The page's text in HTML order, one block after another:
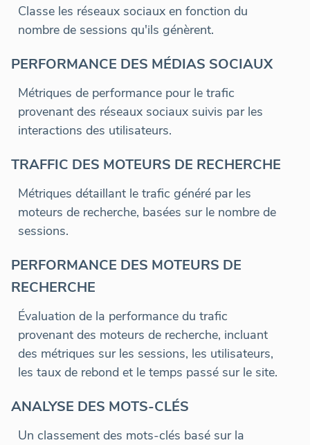
Classe les réseaux sociaux en fonction du
nombre de sessions qu'ils génèrent.
PERFORMANCE DES MÉDIAS SOCIAUX
Métriques de performance pour le trafic
provenant des réseaux sociaux suivis par les
interactions des utilisateurs.
TRAFFIC DES MOTEURS DE RECHERCHE
Métriques détaillant le trafic généré par les
moteurs de recherche, basées sur le nombre de
sessions.
PERFORMANCE DES MOTEURS DE
RECHERCHE
Évaluation de la performance du trafic
provenant des moteurs de recherche, incluant
des métriques sur les sessions, les utilisateurs,
les taux de rebond et le temps passé sur le site.
ANALYSE DES MOTS-CLÉS
Un classement des mots-clés basé sur la